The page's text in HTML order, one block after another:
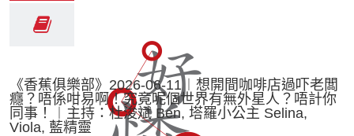
《香蕉俱樂部》2026-06-11︱想開間咖啡店過吓老闆
癮？唔係咁易啊！究竟呢個世界有無外星人？唔計你
同事！︱主持：杜浚斌 Ben, 塔羅小公主 Selina,
Viola, 藍精靈